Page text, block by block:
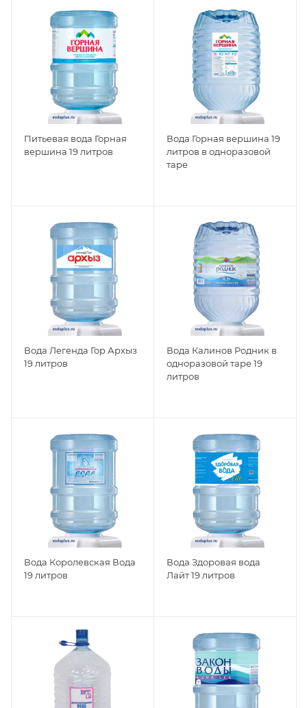
Питьевая вода Горная
вершина 19 литров
Вода Горная вершина 19
литров в одноразовой
таре
Вода Легенда Гор Архыз
19 литров
Вода Калинов Родник в
одноразовой таре 19
литров
Вода Королевская Вода
19 литров
Вода Здоровая вода
Лайт 19 литров